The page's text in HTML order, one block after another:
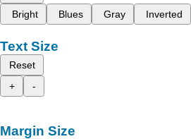
Bright
Blues Gray Inverted
Text Size
Reset
+
-
Margin Size